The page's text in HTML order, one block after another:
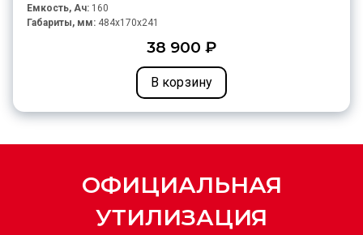
Емкость, Ач: 160
Габариты, мм: 484x170x241
38 900 ₽
В корзину
ОФИЦИАЛЬНАЯ
УТИЛИЗАЦИЯ